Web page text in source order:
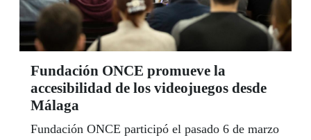
el Ministerio de Sanidad y el Gobierno de
España.
Fundación ONCE promueve la
accesibilidad de los videojuegos desde
Málaga
Fundación ONCE participó el pasado 6 de marzo